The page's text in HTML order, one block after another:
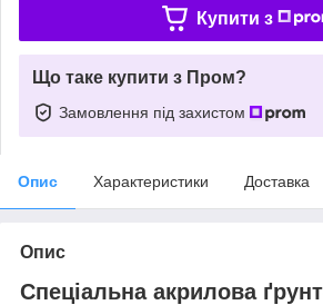
Купити з
Що таке купити з Пром?
Замовлення під захистом
Опис Характеристики Доставка
Опис
Спеціальна акрилова